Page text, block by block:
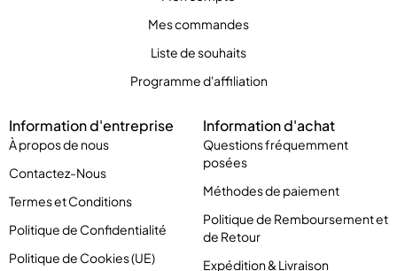
Mes commandes
Liste de souhaits
Programme d'affiliation
Information d'entreprise
À propos de nous
Contactez-Nous
Termes et Conditions
Politique de Confidentialité
Politique de Cookies (UE)
Information d'achat
Questions fréquemment
posées
Méthodes de paiement
Politique de Remboursement et
de Retour
Expédition & Livraison